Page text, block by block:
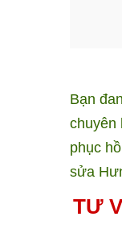
Bạn
chuyên
phục
sửa
TƯ